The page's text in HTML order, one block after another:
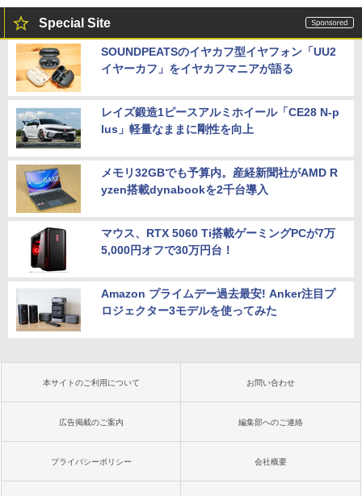
Special Site
SOUNDPEATSのイヤカフ型イヤフォン「UU2
イヤーカフ」をイヤカフマニアが語る
レイズ鍛造1ピースアルミホイール「CE28 N-p
lus」軽量なままに剛性を向上
メモリ32GBでも予算内。産経新聞社がAMD R
yzen搭載dynabookを2千台導入
マウス、RTX 5060 Ti搭載ゲーミングPCが7万
5,000円オフで30万円台！
Amazon プライムデー過去最安! Anker注目プ
ロジェクター3モデルを使ってみた
本サイトのご利用について お問い合わせ
広告掲載のご案内 編集部へのご連絡
プライバシーポリシー 会社概要